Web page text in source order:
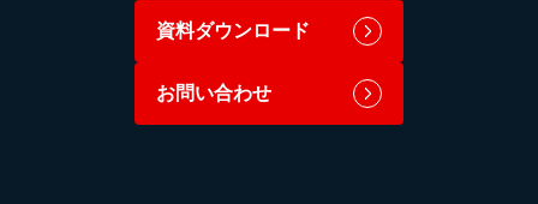
資料ダウンロード
お問い合わせ